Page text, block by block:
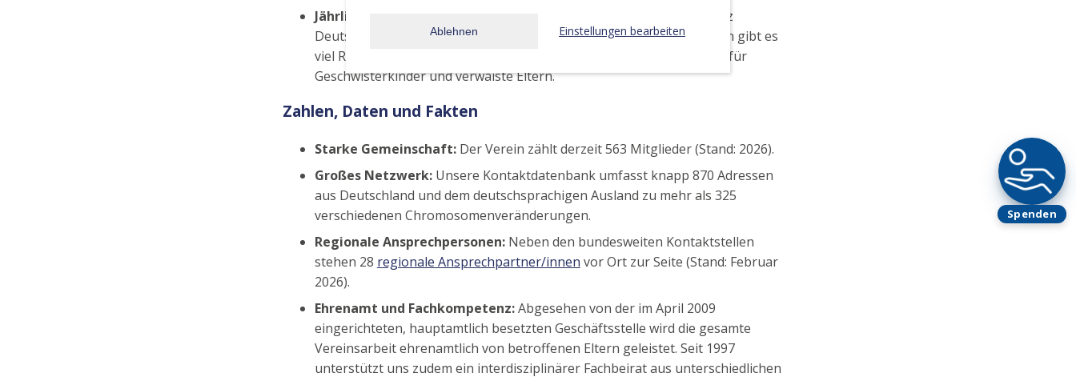
Jährliche Familientreffen:
Einmal im Jahr kommen Familien aus ganz
Deutschland zusammen. Neben Fachvorträgen und Gesprächskreisen gibt es
viel Raum für persönliche Begegnungen sowie spezielle Programme für
Geschwisterkinder und verwaiste Eltern.
Zahlen, Daten und Fakten
Starke Gemeinschaft: Der Verein zählt derzeit 563 Mitglieder (Stand: 2026).
Großes Netzwerk:Unsere Kontaktdatenbank umfasst knapp 870 Adressen
aus Deutschland und dem deutschsprachigen Ausland zu mehr als 325
verschiedenen Chromosomenveränderungen.
Regionale Ansprechpersonen:Neben den bundesweiten Kontaktstellen
stehen 28 regionale Ansprechpartner/innen vor Ort zur Seite (Stand: Februar
2026).
Ehrenamt und Fachkompetenz:Abgesehen von der im April 2009
eingerichteten, hauptamtlich besetzten Geschäftsstelle wird die gesamte
Vereinsarbeit ehrenamtlich von betroffenen Eltern geleistet. Seit 1997
unterstützt uns zudem ein interdisziplinärer Fachbeirat aus unterschiedlichen
Spenden
Ablehnen Einstellungen bearbeiten